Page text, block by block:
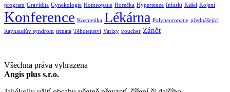
program Gravidita Gynekologie Homeopatie Horečka Hypertenze Infarkt Kašel Kojení
Konference Kosmetika Lékárna Polyneuropatie přednášející
Raynaudův syndrom témata Těhotenství Varixy voucher Zánět
Všechna práva vyhrazena
Angis plus s.r.o.